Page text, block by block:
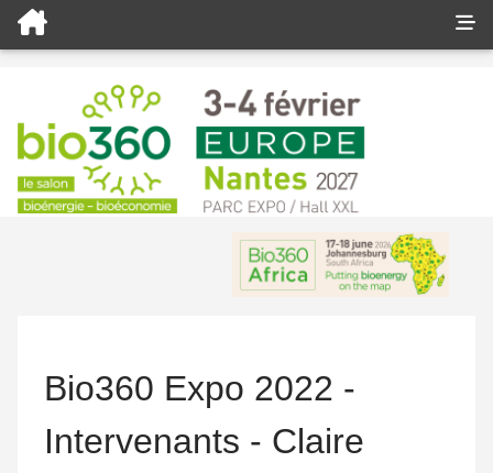
Bio360 Expo 2022 -
Intervenants - Claire